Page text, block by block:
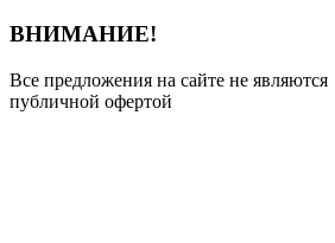
ВНИМАНИЕ!
Все предложения на сайте не являются
публичной офертой